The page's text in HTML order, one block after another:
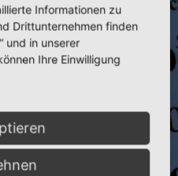
Medialis in Case of a
Syndrome ley Laser Application
and Related Disciplines
C. Wille
Informationen zu
Drittunternehmen finden
und in unserer
Ihre Einwilligung